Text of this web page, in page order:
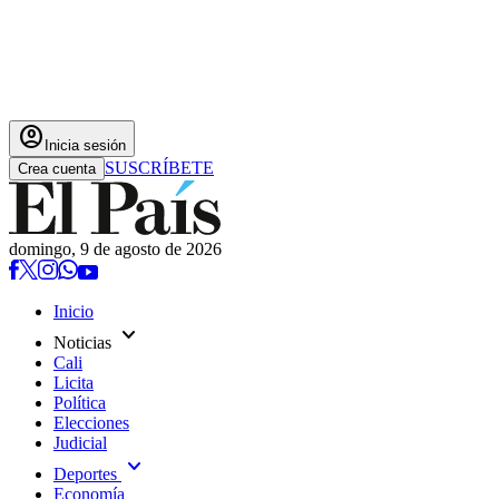
account_circle Inicia sesión
Crea cuenta SUSCRÍBETE
domingo, 9 de agosto de 2026
Inicio
Noticias expand_more
Cali
Licita
Política
Elecciones
Judicial
Deportes expand_more
Economía